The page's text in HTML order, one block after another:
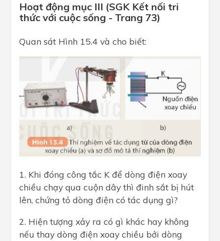
Hoạt động mục III (SGK Kết nối tri
thức với cuộc sống - Trang 73)
Quan sát Hình 15.4 và cho biết:
1. Khi đóng công tắc K để dòng điện xoay
chiều chạy qua cuộn dây thì đinh sắt bị hút
lên, chứng tỏ dòng điện có tác dụng gì?
2. Hiện tượng xảy ra có gì khác hay không
nếu thay dòng điện xoay chiều bởi dòng